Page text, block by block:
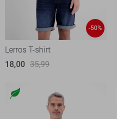
-50%
Lerros T-shirt
18,00 35,99